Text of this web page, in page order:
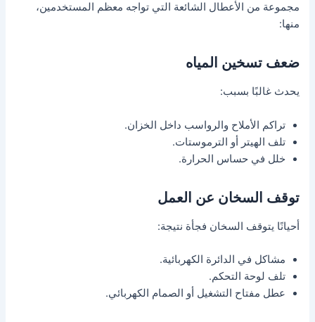
مجموعة من الأعطال الشائعة التي تواجه معظم المستخدمين،
منها:
ضعف تسخين المياه
يحدث غالبًا بسبب:
تراكم الأملاح والرواسب داخل الخزان.
تلف الهيتر أو الترموستات.
خلل في حساس الحرارة.
توقف السخان عن العمل
أحيانًا يتوقف السخان فجأة نتيجة:
مشاكل في الدائرة الكهربائية.
تلف لوحة التحكم.
عطل مفتاح التشغيل أو الصمام الكهربائي.